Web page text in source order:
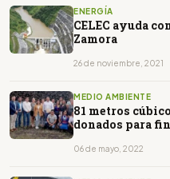
ENERGÍA
CELEC ayuda
Zamora
26 de noviembre, 2021
MEDIO AMBIENTE
81 metros
donados para
06 de mayo, 2022